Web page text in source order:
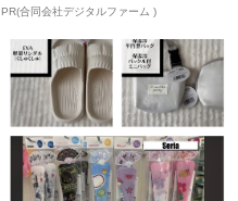
PR(合同会社デジタルファーム )